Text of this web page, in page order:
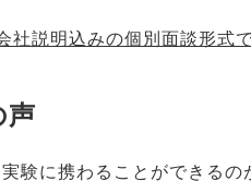
社説明込みの個別面談形式
声
験に携わることができるの